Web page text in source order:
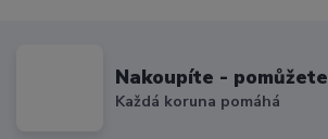
Nakoupíte - pomůžete
Každá koruna pomáhá